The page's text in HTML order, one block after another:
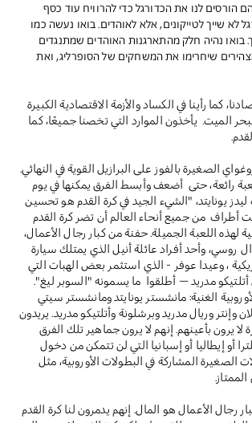
הורסים לנו את הכדורגל כדי להרוויח עוד כסף
לא שייך לטייקונים, אלא לאוהדים. בואו נעשה כמו
נהיה חלק מהתארגנות האוהדים שמתנגדים
שיחרימו את המשחקים של הסופרליג, ואת
كما رأينا في الكساد والأزمة الاقتصادية الكبيرة
في البحر الميت. يأخذون الموارد التي تخصنا جميعًا، كما
عندما نجحت الأوروغواي الصغيرة بالفوز على البرازيل القوية في النهائي.
رائعة، حتى أضعف وأبسط الفرق يمكنها في يوم
يونايتد، "الشيء الجيد في كرة القدم هو تحسين
أطراف من جميع أنحاء العالم أن تضر كرة القدم
لهذه اللعبة الجميلة. حفنة من كبار رجال الأعمال،
روسي، وأحد أفراد عائلة أنيل الذي يمتلك سيارة
، وعيدا عوفر - الذي استثمر بعض الهبات التي
مدريد – أطلقوا ما يسمونه "السوبر ليغ".
الغنية: مانشستر يونايتد ومانشستر سيتي
وريال مدريد وبرشلونة وأتلتيكو مدريد. يريدون
لا يرون بأعينهم. إنهم لا يرون جماهير تلك الفرق
أو إيطاليا أو إسبانيا التي لن تتمكن من دخول
الصغيرة المشاركة في البطولات الأوروبية، مثل
رجال الأعمال هو المال. إنهم يدمرون لنا كرة القدم